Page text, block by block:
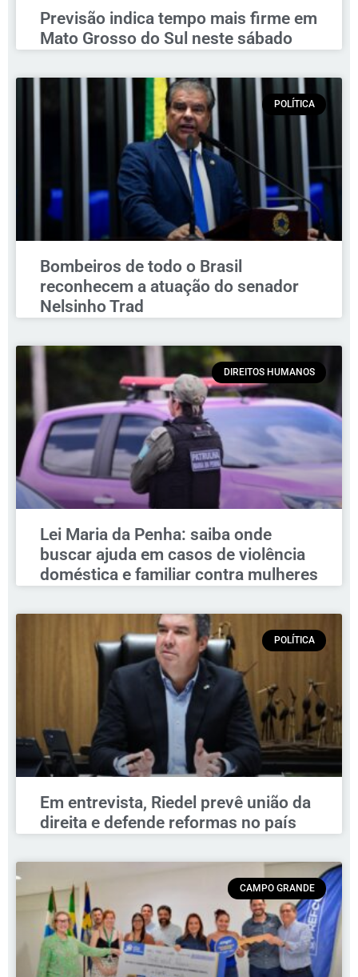
Previsão indica tempo mais firme em
Mato Grosso do Sul neste sábado
POLÍTICA
Bombeiros de todo o Brasil
reconhecem a atuação do senador
Nelsinho Trad
DIREITOS HUMANOS
Lei Maria da Penha: saiba onde
buscar ajuda em casos de violência
doméstica e familiar contra mulheres
POLÍTICA
Em entrevista, Riedel prevê união da
direita e defende reformas no país
CAMPO GRANDE